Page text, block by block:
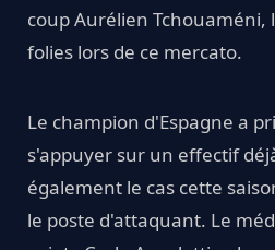
coup Aurélien Tchouaméni,
folies lors de ce mercato.
Le champion d'Espagne a
s'appuyer sur un effectif
également le cas cette
le poste d'attaquant. Le